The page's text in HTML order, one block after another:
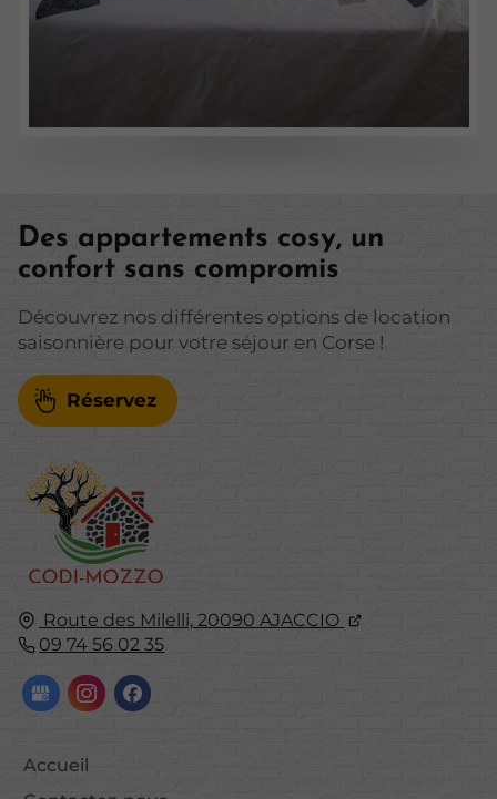
Route des Milelli, 20090 AJACCIO
09 74 56 02 35
Accueil
Des appartements cosy, un
confort sans compromis
Découvrez nos différentes options de location
saisonnière pour votre séjour en Corse !
Réservez